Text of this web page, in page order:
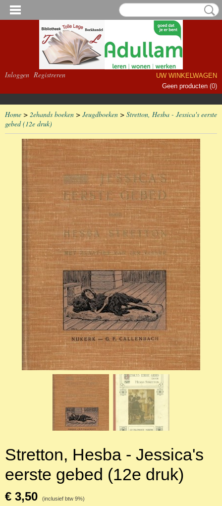
Inloggen Registreren
UW WINKELWAGEN
Geen producten (0)
Home > 2ehands boeken > Jeugdboeken > Stretton, Hesba - Jessica's eerste
gebed (12e druk)
Stretton, Hesba - Jessica's
eerste gebed (12e druk)
€ 3,50 (inclusief btw 9%)